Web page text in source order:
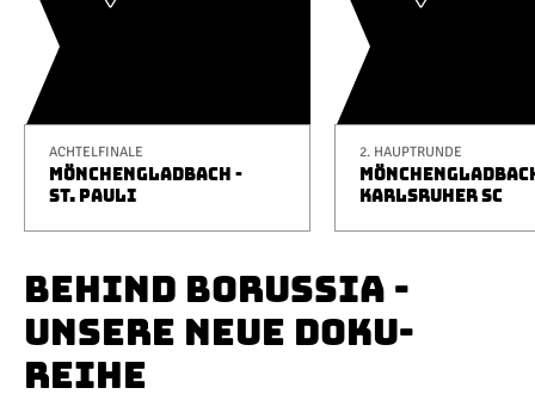
ACHTELFINALE
MÖNCHENGLADBACH -
ST. PAULI
2. HAUPTRUNDE
KARLSRUHER SC
BEHIND BORUSSIA -
UNSERE NEUE DOKU-
REIHE